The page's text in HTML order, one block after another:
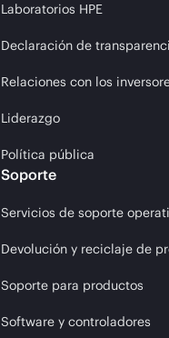
Laboratorios HPE
Declaración de
Relaciones con los
Liderazgo
Política pública
Soporte
Servicios de soporte
Devolución y reciclaje de
Soporte para productos
Software y controladores